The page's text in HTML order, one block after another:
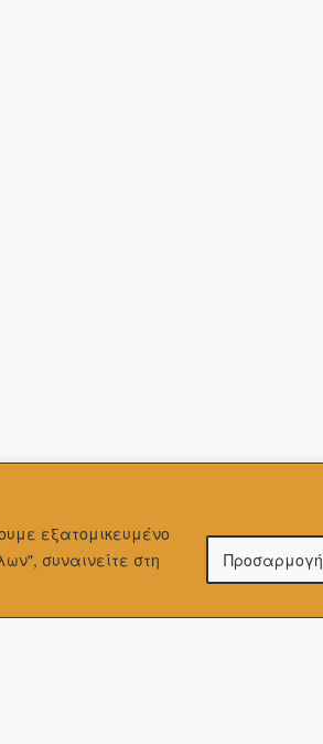
εξατομικευμένo
συναινείτε στη
Προσαρμογή